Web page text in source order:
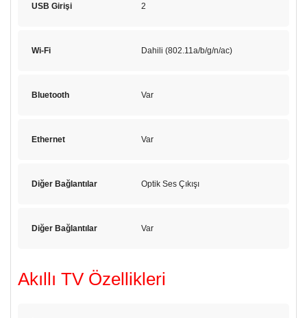
USB Girişi 2
Wi-Fi Dahili (802.11a/b/g/n/ac)
Bluetooth Var
Ethernet Var
Diğer Bağlantılar Optik Ses Çıkışı
Diğer Bağlantılar Var
Akıllı TV Özellikleri